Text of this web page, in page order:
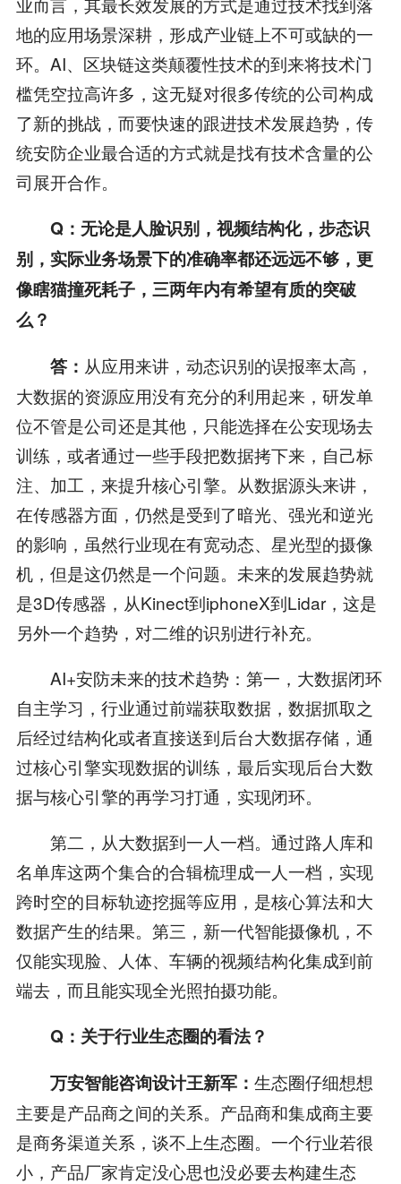
地的应用场景深耕，形成产业链上不可或缺的一
环。AI、区块链这类颠覆性技术的到来将技术门
槛凭空拉高许多，这无疑对很多传统的公司构成
了新的挑战，而要快速的跟进技术发展趋势，传
统安防企业最合适的方式就是找有技术含量的公
司展开合作。
Q：无论是人脸识别，视频结构化，步态识
别，实际业务场景下的准确率都还远远不够，更
像瞎猫撞死耗子，三两年内有希望有质的突破
么？
答： 从应用来讲，动态识别的误报率太高，
大数据的资源应用没有充分的利用起来，研发单
位不管是公司还是其他，只能选择在公安现场去
训练，或者通过一些手段把数据拷下来，自己标
注、加工，来提升核心引擎。从数据源头来讲，
在传感器方面，仍然是受到了暗光、强光和逆光
的影响，虽然行业现在有宽动态、星光型的摄像
机，但是这仍然是一个问题。未来的发展趋势就
是3D传感器，从Kinect到iphoneX到Lidar，这是
另外一个趋势，对二维的识别进行补充。
AI+安防未来的技术趋势：第一，大数据闭环
自主学习，行业通过前端获取数据，数据抓取之
后经过结构化或者直接送到后台大数据存储，通
过核心引擎实现数据的训练，最后实现后台大数
据与核心引擎的再学习打通，实现闭环。
第二，从大数据到一人一档。通过路人库和
名单库这两个集合的合辑梳理成一人一档，实现
跨时空的目标轨迹挖掘等应用，是核心算法和大
数据产生的结果。第三，新一代智能摄像机，不
仅能实现脸、人体、车辆的视频结构化集成到前
端去，而且能实现全光照拍摄功能。
Q：关于行业生态圈的看法？
万安智能咨询设计王新军： 生态圈仔细想想
主要是产品商之间的关系。产品商和集成商主要
是商务渠道关系，谈不上生态圈。一个行业若很
小，产品厂家肯定没心思也没必要去构建生态